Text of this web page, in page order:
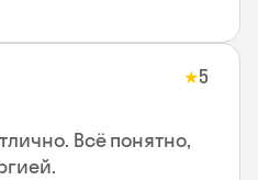
★5
Всё понятно,